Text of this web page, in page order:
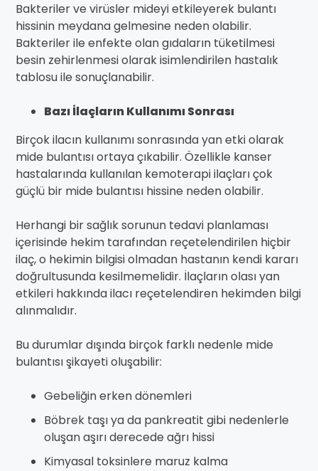
Bakteriler ve virüsler mideyi etkileyerek bulantı
hissinin meydana gelmesine neden olabilir.
Bakteriler ile enfekte olan gıdaların tüketilmesi
besin zehirlenmesi olarak isimlendirilen hastalık
tablosu ile sonuçlanabilir.
Bazı İlaçların Kullanımı Sonrası
Birçok ilacın kullanımı sonrasında yan etki olarak
mide bulantısı ortaya çıkabilir. Özellikle kanser
hastalarında kullanılan kemoterapi ilaçları çok
güçlü bir mide bulantısı hissine neden olabilir.
Herhangi bir sağlık sorunun tedavi planlaması
içerisinde hekim tarafından reçetelendirilen hiçbir
ilaç, o hekimin bilgisi olmadan hastanın kendi kararı
doğrultusunda kesilmemelidir. İlaçların olası yan
etkileri hakkında ilacı reçetelendiren hekimden bilgi
alınmalıdır.
Bu durumlar dışında birçok farklı nedenle mide
bulantısı şikayeti oluşabilir:
Gebeliğin erken dönemleri
Böbrek taşı ya da pankreatit gibi nedenlerle
oluşan aşırı derecede ağrı hissi
Kimyasal toksinlere maruz kalma